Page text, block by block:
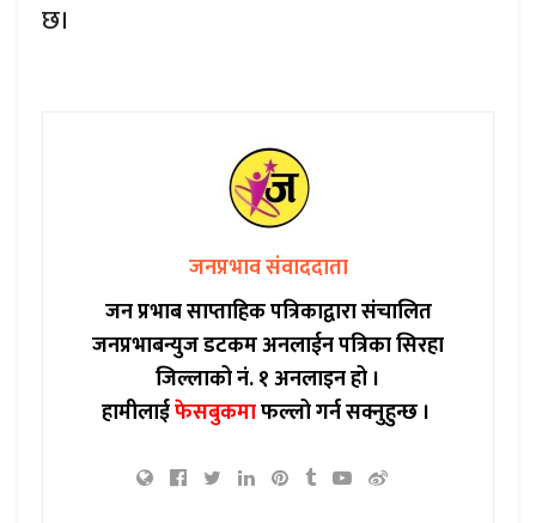
छ।
जनप्रभाव संवाददाता
जन प्रभाब साप्ताहिक पत्रिकाद्वारा संचालित
जनप्रभाबन्युज डटकम अनलाईन पत्रिका सिरहा
जिल्लाको नं. १ अनलाइन हो ।
हामीलाईफेसबुकमाफल्लो गर्न सक्नुहुन्छ ।